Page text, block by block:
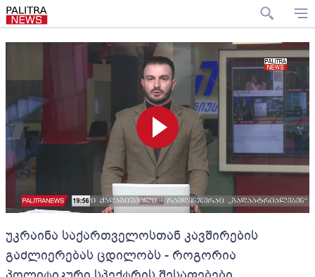
უკრაინა საქართველოსთან კავშირების
გაძლიერებას ცდილობს - როგორია